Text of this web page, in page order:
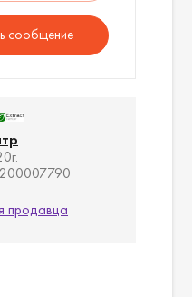
сообщение
продавца